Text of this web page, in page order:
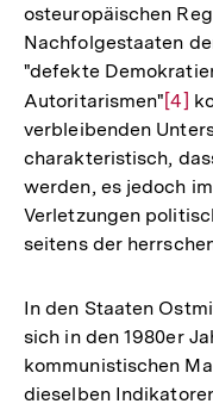
osteuropäischen
Nachfolgestaaten
"defekte
Autoritarismen"Zur
der
[4]
verbleibenden
charakteristisch,
werden, es jedoch
Verletzungen
seitens der
In den Staaten
sich in den 1980er
kommunistischen
dieselben